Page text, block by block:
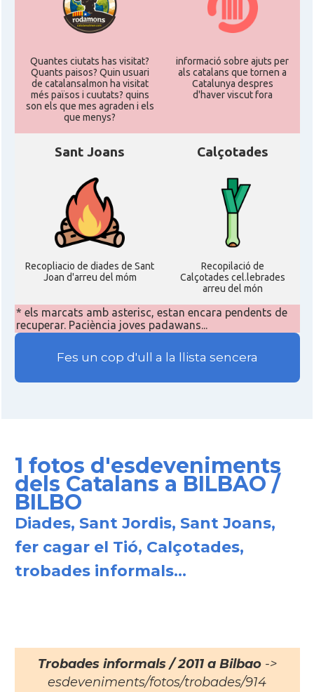
Quantes ciutats has visitat?
Quants paisos? Quin usuari
de catalansalmon ha visitat
més països i cuutats? quins
son els que mes agraden i els
que menys?
informació sobre ajuts per
als catalans que tornen a
Catalunya despres
d'haver viscut fora
Sant Joans
Recopliacio de diades de Sant
Joan d'arreu del móm
Calçotades
Recopilació de
Calçotades cel.lebrades
arreu del món
* els marcats amb asterisc, estan encara pendents de
recuperar. Paciència joves padawans...
Fes un cop d'ull a la llista sencera
1 fotos d'esdeveniments
dels Catalans a BILBAO /
BILBO
Diades, Sant Jordis, Sant Joans,
fer cagar el Tió, Calçotades,
trobades informals...
Trobades informals / 2011 a Bilbao->
esdeveniments/fotos/trobades/914